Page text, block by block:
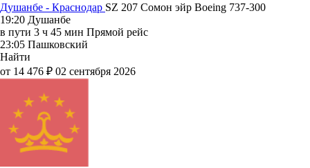
Душанбе - Краснодар SZ 207 Сомон эйр Boeing 737-300
19:20 Душанбе
в пути 3 ч 45 мин Прямой рейс
23:05 Пашковский
Найти
от 14 476 ₽ 02 сентября 2026